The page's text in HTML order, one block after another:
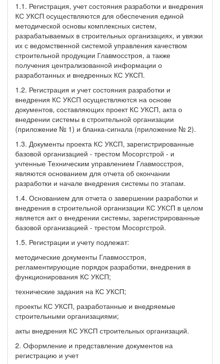
1.1. Регистрация, учет состояния разработки и внедрения
КС УКСП осуществляются для обеспечения единой
методической основы комплексных систем,
разрабатываемых в строительных организациях, и увязки
их с ведомственной системой управления качеством
строительной продукции Главмосстроя, а также
получения централизованной информации о
разработанных и внедренных КС УКСП.
1.2. Регистрация и учет состояния разработки и
внедрения КС УКСП осуществляются на основе
документов, составляющих проект КС УКСП, акта о
внедрении системы в строительной организации
(приложение № 1) и бланка-сигнала (приложение № 2).
1.3. Документы проекта КС УКСП, зарегистрированные
базовой организацией - трестом Мосоргстрой - и
учтенные Техническим управлением Главмосстроя,
являются основанием для отчета об окончании
разработки и начале внедрения системы по этапам.
1.4. Основанием для отчета о завершении разработки и
внедрения в строительной организации КС УКСП в целом
является акт о внедрении системы, зарегистрированные
базовой организацией - трестом Мосоргстрой.
1.5. Регистрации и учету подлежат:
методические документы Главмосстроя,
регламентирующие порядок разработки, внедрения в
функционирования КС УКСП;
технические задания на КС УКСП;
проекты КС УКСП, разработанные и внедряемые
строительными организациями;
акты внедрения КС УКСП строительных организаций.
2. Оформление и представление документов на
регистрацию и учет